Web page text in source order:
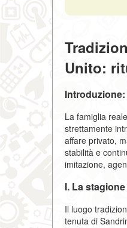
Unito:
La famiglia
strettamente
affare privato,
stabilità e
imitazione,
I. La
Il luogo
tenuta di